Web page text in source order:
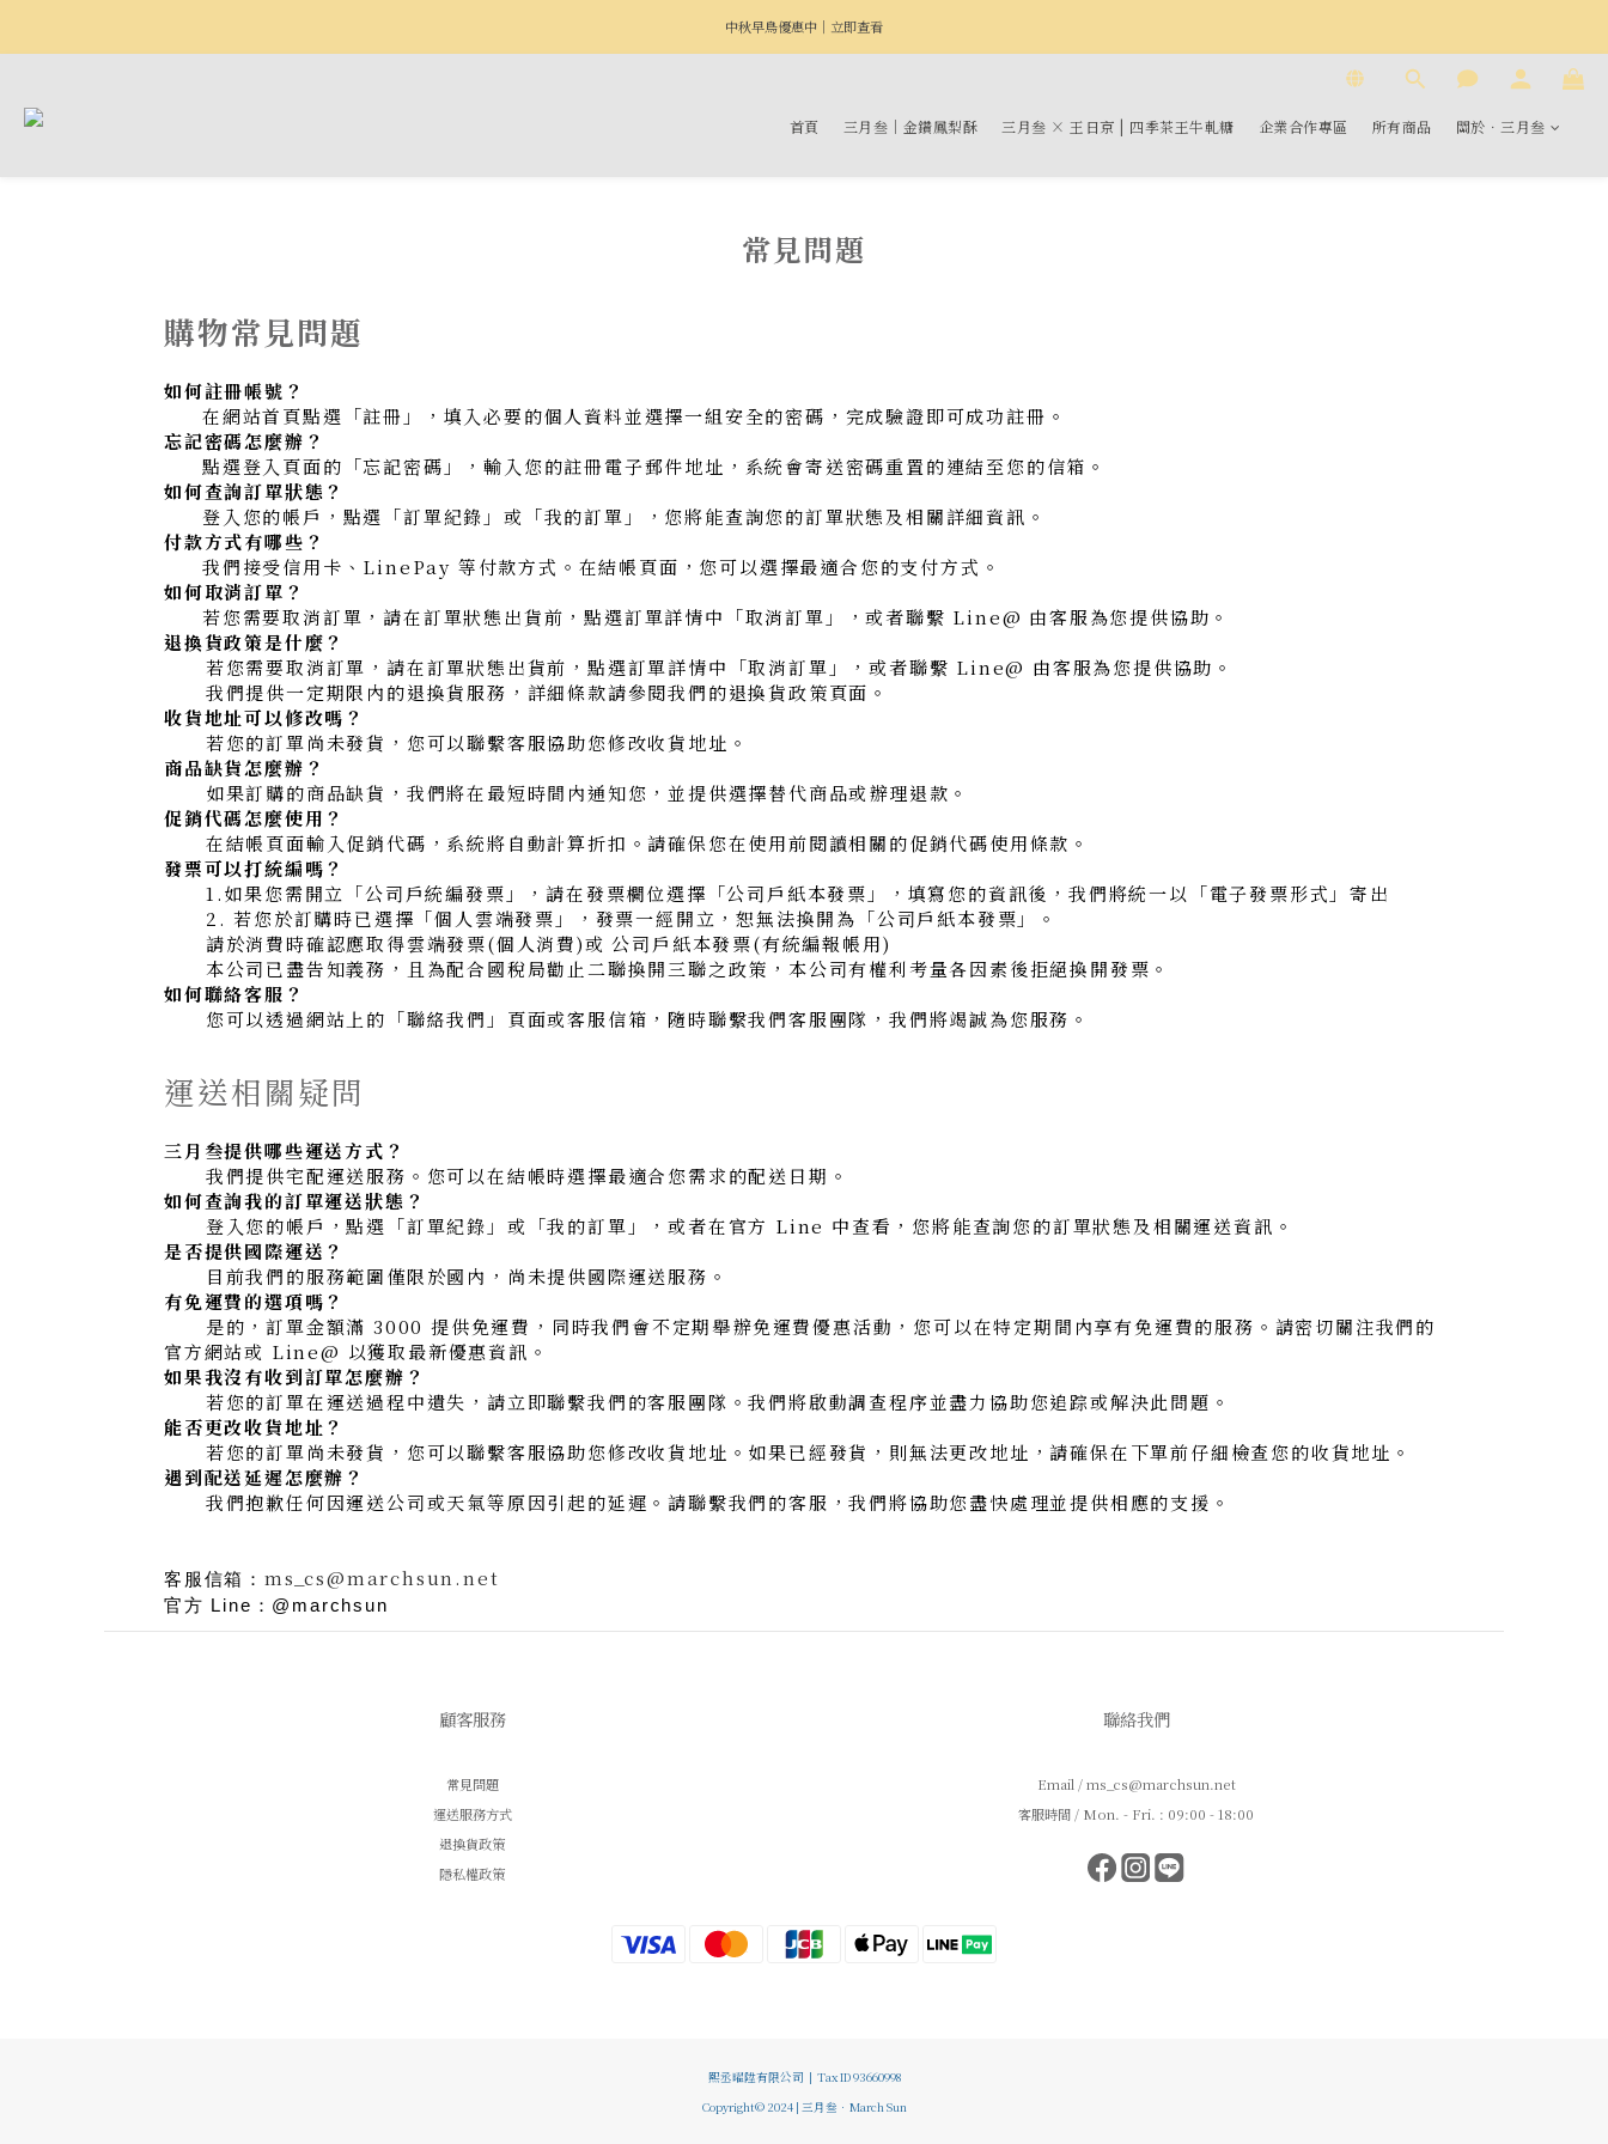
中秋早鳥優惠中｜立即查看
首頁 三月叁｜金鑽鳳梨酥 三月叁 × 王日京 | 四季茶王牛軋糖 企業合作專區 所有商品 關於．三月叁
常見問題
購物常見問題
如何註冊帳號？
在網站首頁點選「註冊」，填入必要的個人資料並選擇一組安全的密碼，完成驗證即可成功註冊。
忘記密碼怎麼辦？
點選登入頁面的「忘記密碼」，輸入您的註冊電子郵件地址，系統會寄送密碼重置的連結至您的信箱。
如何查詢訂單狀態？
登入您的帳戶，點選「訂單紀錄」或「我的訂單」，您將能查詢您的訂單狀態及相關詳細資訊。
付款方式有哪些？
我們接受信用卡、LinePay 等付款方式。在結帳頁面，您可以選擇最適合您的支付方式。
如何取消訂單？
若您需要取消訂單，請在訂單狀態出貨前，點選訂單詳情中「取消訂單」，或者聯繫 Line@ 由客服為您提供協助。
退換貨政策是什麼？
若您需要取消訂單，請在訂單狀態出貨前，點選訂單詳情中「取消訂單」，或者聯繫 Line@ 由客服為您提供協助。
我們提供一定期限內的退換貨服務，詳細條款請參閱我們的退換貨政策頁面。
收貨地址可以修改嗎？
若您的訂單尚未發貨，您可以聯繫客服協助您修改收貨地址。
商品缺貨怎麼辦？
如果訂購的商品缺貨，我們將在最短時間內通知您，並提供選擇替代商品或辦理退款。
促銷代碼怎麼使用？
在結帳頁面輸入促銷代碼，系統將自動計算折扣。請確保您在使用前閱讀相關的促銷代碼使用條款。
發票可以打統編嗎？
1.如果您需開立「公司戶統編發票」，請在發票欄位選擇「公司戶紙本發票」，填寫您的資訊後，我們將統一以「電子發票形式」寄出
2. 若您於訂購時已選擇「個人雲端發票」，發票一經開立，恕無法換開為「公司戶紙本發票」。
請於消費時確認應取得雲端發票(個人消費)或 公司戶紙本發票(有統編報帳用)
本公司已盡告知義務，且為配合國稅局勸止二聯換開三聯之政策，本公司有權利考量各因素後拒絕換開發票。
如何聯絡客服？
您可以透過網站上的「聯絡我們」頁面或客服信箱，隨時聯繫我們客服團隊，我們將竭誠為您服務。
運送相關疑問
三月叁提供哪些運送方式？
我們提供宅配運送服務 。您可以在結帳時選擇最適合您需求的配送日期。
如何查詢我的訂單運送狀態？
登入您的帳戶，點選「訂單紀錄」或「我的訂單」，或者在官方 Line 中查看，您將能查詢您的訂單狀態及相關運送資訊。
是否提供國際運送？
目前我們的服務範圍僅限於國內，尚未提供國際運送服務。
有免運費的選項嗎？
是的，訂單金額滿 3000 提供免運費，同時我們會不定期舉辦免運費優惠活動，您可以在特定期間內享有免運費的服務。請密切關注我們的
官方網站或 Line@ 以獲取最新優惠資訊。
如果我沒有收到訂單怎麼辦？
若您的訂單在運送過程中遺失，請立即聯繫我們的客服團隊。我們將啟動調查程序並盡力協助您追踪或解決此問題。
能否更改收貨地址？
若您的訂單尚未發貨，您可以聯繫客服協助您修改收貨地址。如果已經發貨，則無法更改地址，請確保在下單前仔細檢查您的收貨地址。
遇到配送延遲怎麼辦？
我們抱歉任何因運送公司或天氣等原因引起的延遲。請聯繫我們的客服，我們將協助您盡快處理並提供相應的支援。
客服信箱： ms_cs@marchsun.net
官方 Line：@marchsun
顧客服務
常見問題
運送服務方式
退換貨政策
隱私權政策
聯絡我們
Email / ms_cs@marchsun.net
客服時間 / Mon. - Fri. : 09:00 - 18:00
熙丞曜陞有限公司 | Tax ID 93660998
Copyright© 2024 | 三月叁．March Sun